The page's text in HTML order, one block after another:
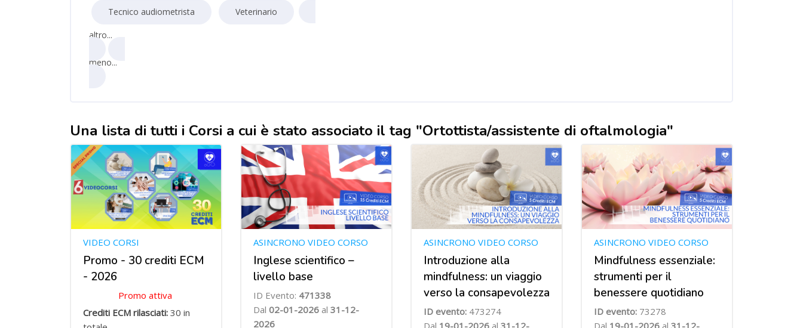
Tecnico audiometrista Veterinario
altro...
meno...
Una lista di tutti i Corsi a cui è stato associato il tag "Ortottista/assistente di oftalmologia"
Promo - 30 crediti ECM
- 2026
VIDEO CORSI
Promo attiva
Crediti ECM rilasciati: 30 in
Inglese scientifico –
livello base
ASINCRONO VIDEO CORSO
ID Evento: 471338
Dal 02-01-2026 al 31-12-
2026
Introduzione alla
mindfulness: un viaggio
verso la consapevolezza
ASINCRONO VIDEO CORSO
ID evento: 473274
Mindfulness essenziale:
strumenti per il
benessere quotidiano
ASINCRONO VIDEO CORSO
ID evento: 73278